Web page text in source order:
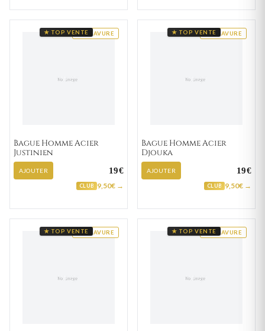
GRAVURE
★ TOP VENTE
Bague Homme Acier
Justinien
AJOUTER 19€
CLUB 9,50€ →
GRAVURE
★ TOP VENTE
Bague Homme Acier
Djouka
AJOUTER 19€
CLUB 9,50€ →
GRAVURE
★ TOP VENTE GRAVURE
★ TOP VENTE